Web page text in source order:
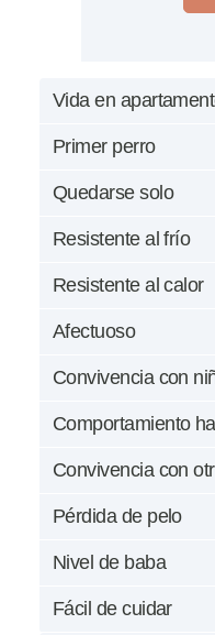
Vida en
Primer perro
Quedarse solo
Resistente al frío
Resistente al calor
Afectuoso
Convivencia con
Comportamiento
Convivencia con
Pérdida de pelo
Nivel de baba
Fácil de cuidar